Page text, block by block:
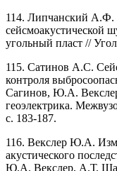
114. Липчанский А.Ф.
сейсмоакустической
угольный пласт //
115. Сатинов А.С.
контроля
Сагинов, Ю.А.
геоэлектрика.
с. 183-187.
116. Векслер Ю.А.
акустического
Ю.А. Векслер, А.Т.